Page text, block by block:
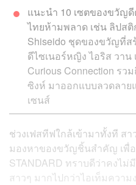
แนะนำ 10 เซตของขวัญ
ไทยห้ามพลาด เช่น ลิปส
Shiseido ชุดของขวัญที่ส
ดีไซเนอร์หญิง ไอริส วาน
Curious Connection รว
ซิงห์ มาออกแบบลวดลาย
เซนส์
ช่วงเฟสทีฟใกล้เข้ามาทั้งที ส
มองหาของขวัญชิ้นสำคัญ เพื่
STANDARD ทราบดีว่าคงไ
สาวๆ มากไปกว่าไอเท็มควา